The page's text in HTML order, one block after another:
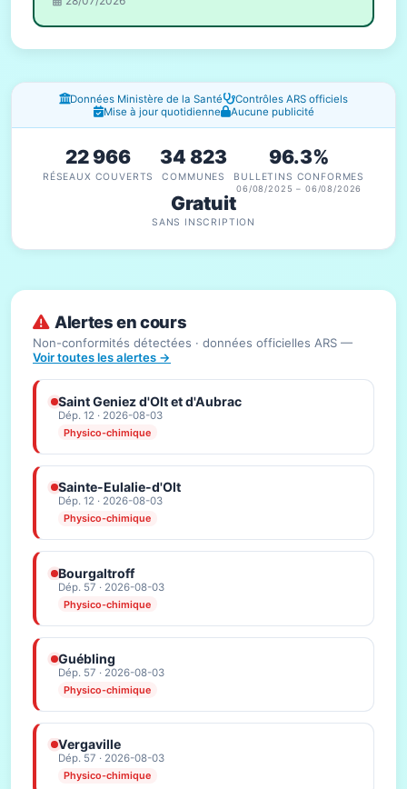
Fenêtres d'information
Données Ministère de la Santé
Contrôles ARS officiels
Mise à jour quotidienne
Aucune publicité
22 966
RÉSEAUX COUVERTS
34 823
COMMUNES
96.3%
BULLETINS CONFORMES
06/08/2025 – 06/08/2026
Gratuit
SANS INSCRIPTION
Alertes en cours
Non-conformités détectées · données officielles ARS —
Voir toutes les alertes →
Saint Geniez d'Olt et d'Aubrac
Dép. 12 · 2026-08-03
Physico-chimique
Sainte-Eulalie-d'Olt
Dép. 12 · 2026-08-03
Physico-chimique
Bourgaltroff
Dép. 57 · 2026-08-03
Physico-chimique
Guébling
Dép. 57 · 2026-08-03
Physico-chimique
Vergaville
Dép. 57 · 2026-08-03
Physico-chimique